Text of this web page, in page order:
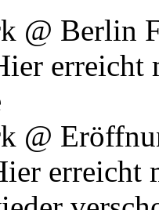
@ Berlin
erreicht
@
erreicht